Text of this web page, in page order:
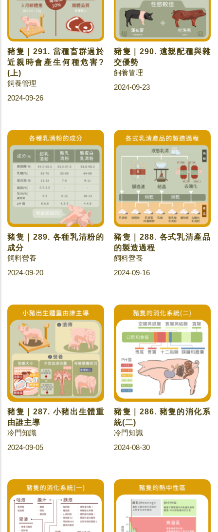
豬隻｜291. 當種畜群過於
近親時會產生何種危害?
(上)
飼養管理
2024-09-26
豬隻｜290. 遠親配種與雜
交優勢
飼養管理
2024-09-23
豬隻｜289. 各種乳清粉的
成分
飼料營養
2024-09-20
豬隻｜288. 各式乳清產品
的製造過程
飼料營養
2024-09-16
豬隻｜287. 小豬出生體重
由誰主導
冷門知識
2024-09-05
豬隻｜286. 豬隻的消化系
統(二)
冷門知識
2024-08-30